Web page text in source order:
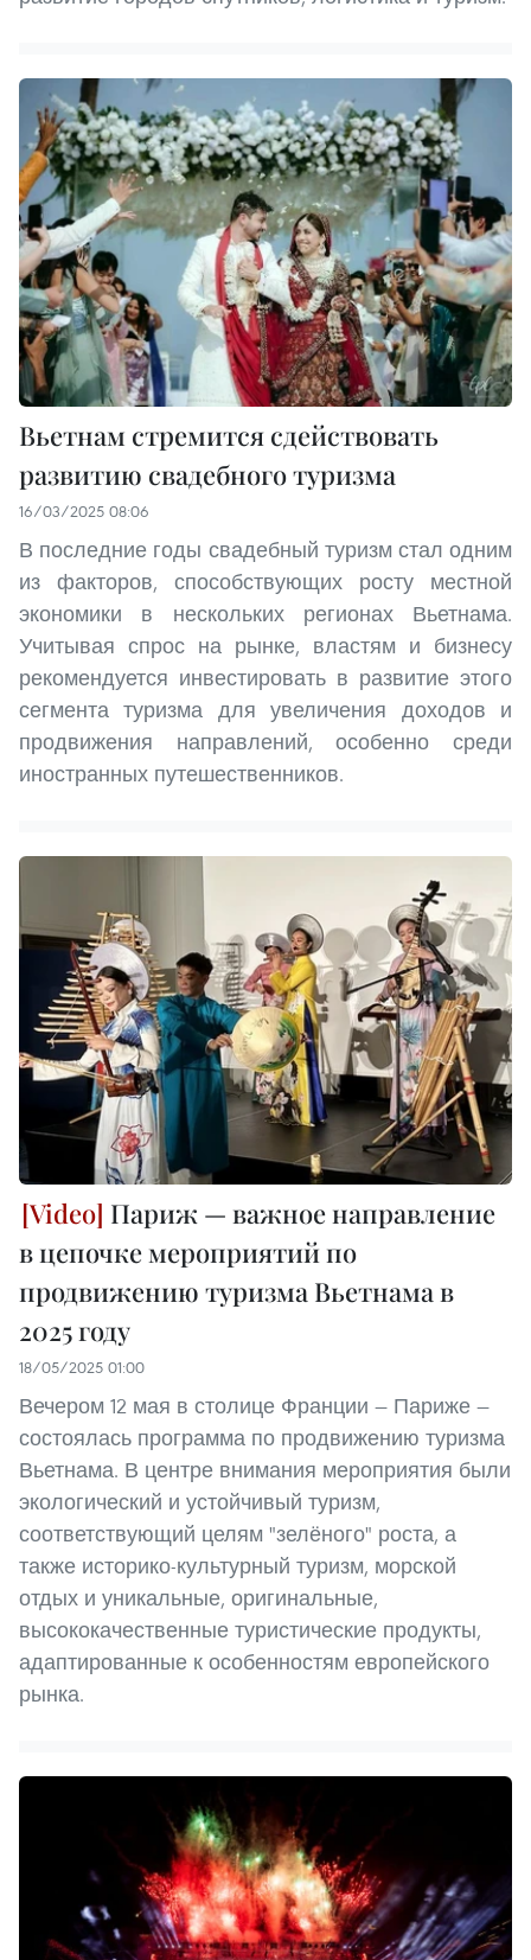
Вьетнам стремится сдействовать
развитию свадебного туризма
16/03/2025 08:06
В последние годы свадебный туризм стал одним
из факторов, способствующих росту местной
экономики в нескольких регионах Вьетнама.
Учитывая спрос на рынке, властям и бизнесу
рекомендуется инвестировать в развитие этого
сегмента туризма для увеличения доходов и
продвижения направлений, особенно среди
иностранных путешественников.
Париж — важное направление
в цепочке мероприятий по
продвижению туризма Вьетнама в
2025 году
18/05/2025 01:00
Вечером 12 мая в столице Франции — Париже —
состоялась программа по продвижению туризма
Вьетнама. В центре внимания мероприятия были
экологический и устойчивый туризм,
соответствующий целям "зелёного" роста, а
также историко-культурный туризм, морской
отдых и уникальные, оригинальные,
высококачественные туристические продукты,
адаптированные к особенностям европейского
рынка.